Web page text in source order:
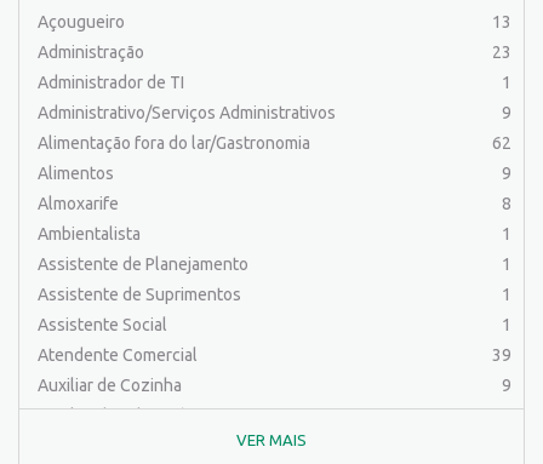
Açougueiro
13
Administração
23
Administrador de TI
1
Administrativo/Serviços Administrativos
9
Alimentação fora do lar/Gastronomia
62
Alimentos
9
Almoxarife
8
Ambientalista
1
Assistente de Planejamento
1
Assistente de Suprimentos
1
Assistente Social
1
Atendente Comercial
39
Auxiliar de Cozinha
9
Auxiliar de Laboratório
2
Auxiliar de Manutenção PredialVER MAIS